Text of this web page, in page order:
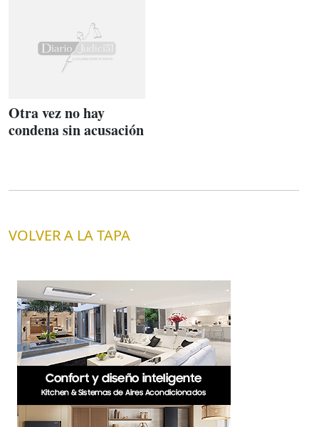
Otra vez no hay
condena sin acusación
VOLVER A LA TAPA